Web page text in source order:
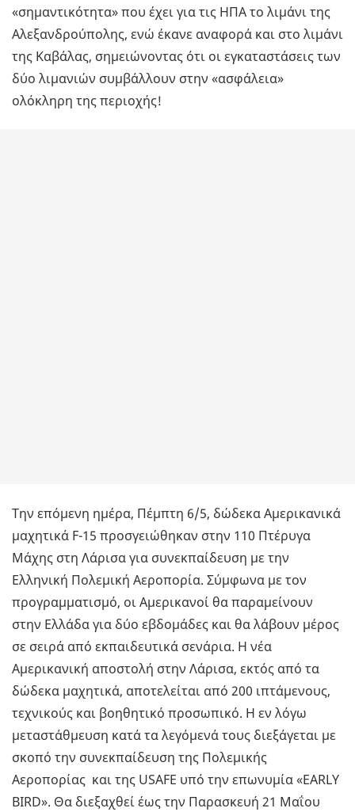
«σημαντικότητα» που έχει για τις ΗΠΑ το λιμάνι της
Αλεξανδρούπολης, ενώ έκανε αναφορά και στο λιμάνι
της Καβάλας, σημειώνοντας ότι οι εγκαταστάσεις των
δύο λιμανιών συμβάλλουν στην «ασφάλεια»
ολόκληρη της περιοχής!
Την επόμενη ημέρα, Πέμπτη 6/5, δώδεκα Αμερικανικά
μαχητικά F-15 προσγειώθηκαν στην 110 Πτέρυγα
Μάχης στη Λάρισα για συνεκπαίδευση με την
Ελληνική Πολεμική Αεροπορία. Σύμφωνα με τον
προγραμματισμό, οι Αμερικανοί θα παραμείνουν
στην Ελλάδα για δύο εβδομάδες και θα λάβουν μέρος
σε σειρά από εκπαιδευτικά σενάρια. Η νέα
Αμερικανική αποστολή στην Λάρισα, εκτός από τα
δώδεκα μαχητικά, αποτελείται από 200 ιπτάμενους,
τεχνικούς και βοηθητικό προσωπικό. Η εν λόγω
μεταστάθμευση κατά τα λεγόμενά τους διεξάγεται με
σκοπό την συνεκπαίδευση της Πολεμικής
Αεροπορίας και της USAFE υπό την επωνυμία «EARLY
BIRD». Θα διεξαχθεί έως την Παρασκευή 21 Μαΐου